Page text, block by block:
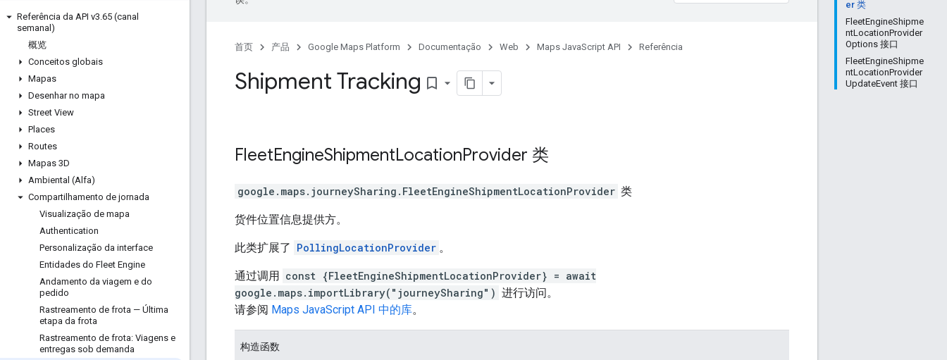
Referência da API v3.65 (canal
semanal)
概览
Conceitos globais
Mapas
Desenhar no mapa
Street View
Places
Routes
Mapas 3D
Ambiental (Alfa)
Compartilhamento de jornada
Visualização de mapa
Authentication
Personalização da interface
Entidades do Fleet Engine
Andamento da viagem e do
pedido
Rastreamento de frota — Última
etapa da frota
Rastreamento de frota: Viagens e
entregas sob demanda
er 类
FleetEngineShipme
ntLocationProvider
Options 接口
FleetEngineShipme
ntLocationProvider
UpdateEvent 接口
首页 产品 Google Maps Platform Documentação Web Maps JavaScript API Referência
Shipment Tracking bookmark_border
FleetEngineShipmentLocationProvider 类
google.maps.journeySharing . FleetEngineShipmentLocationProvider 类
货件位置信息提供方。
此类扩展了 PollingLocationProvider 。
通过调用 const {FleetEngineShipmentLocationProvider} = await
google.maps.importLibrary("journeySharing") 进行访问。
请参阅 Maps JavaScript API 中的库。
构造函数